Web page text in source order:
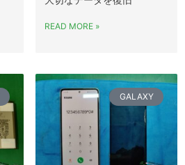
READ MORE »
GALAXY